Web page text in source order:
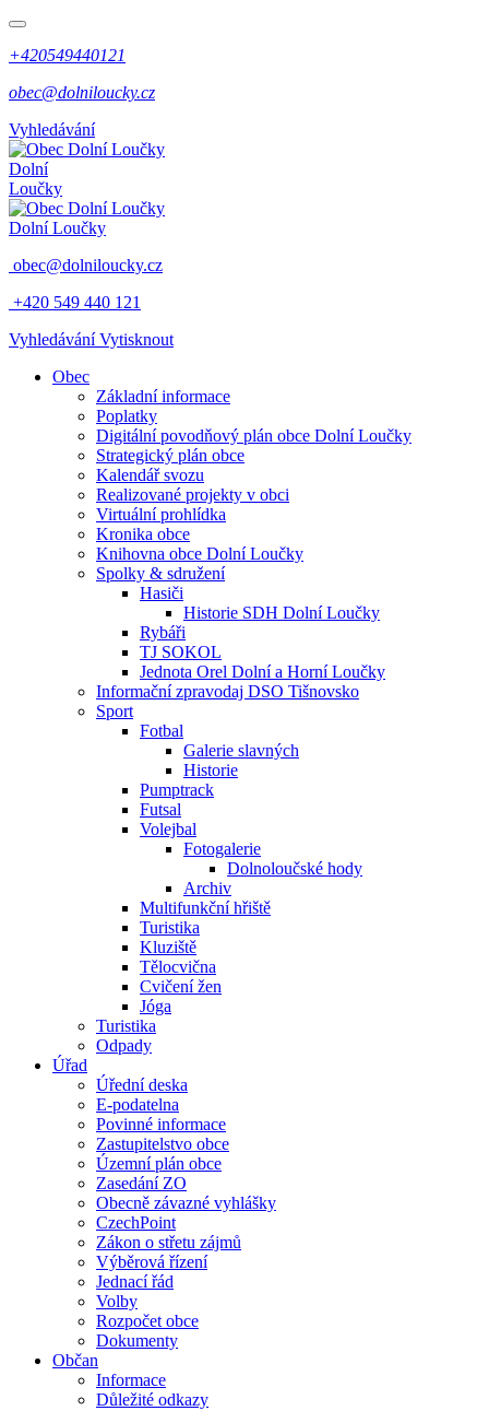
+420549440121
obec@dolniloucky.cz
Vyhledávání
Dolní
Loučky
Dolní Loučky
obec@dolniloucky.cz
+420 549 440 121
Vyhledávání Vytisknout
Obec
Základní informace
Poplatky
Digitální povodňový plán obce Dolní Loučky
Strategický plán obce
Kalendář svozu
Realizované projekty v obci
Virtuální prohlídka
Kronika obce
Knihovna obce Dolní Loučky
Spolky & sdružení
Hasiči
Historie SDH Dolní Loučky
Rybáři
TJ SOKOL
Jednota Orel Dolní a Horní Loučky
Informační zpravodaj DSO Tišnovsko
Sport
Fotbal
Galerie slavných
Historie
Pumptrack
Futsal
Volejbal
Fotogalerie
Dolnoloučské hody
Archiv
Multifunkční hřiště
Turistika
Kluziště
Tělocvična
Cvičení žen
Jóga
Turistika
Odpady
Úřad
Úřední deska
E-podatelna
Povinné informace
Zastupitelstvo obce
Územní plán obce
Zasedání ZO
Obecně závazné vyhlášky
CzechPoint
Zákon o střetu zájmů
Výběrová řízení
Jednací řád
Volby
Rozpočet obce
Dokumenty
Občan
Informace
Důležité odkazy